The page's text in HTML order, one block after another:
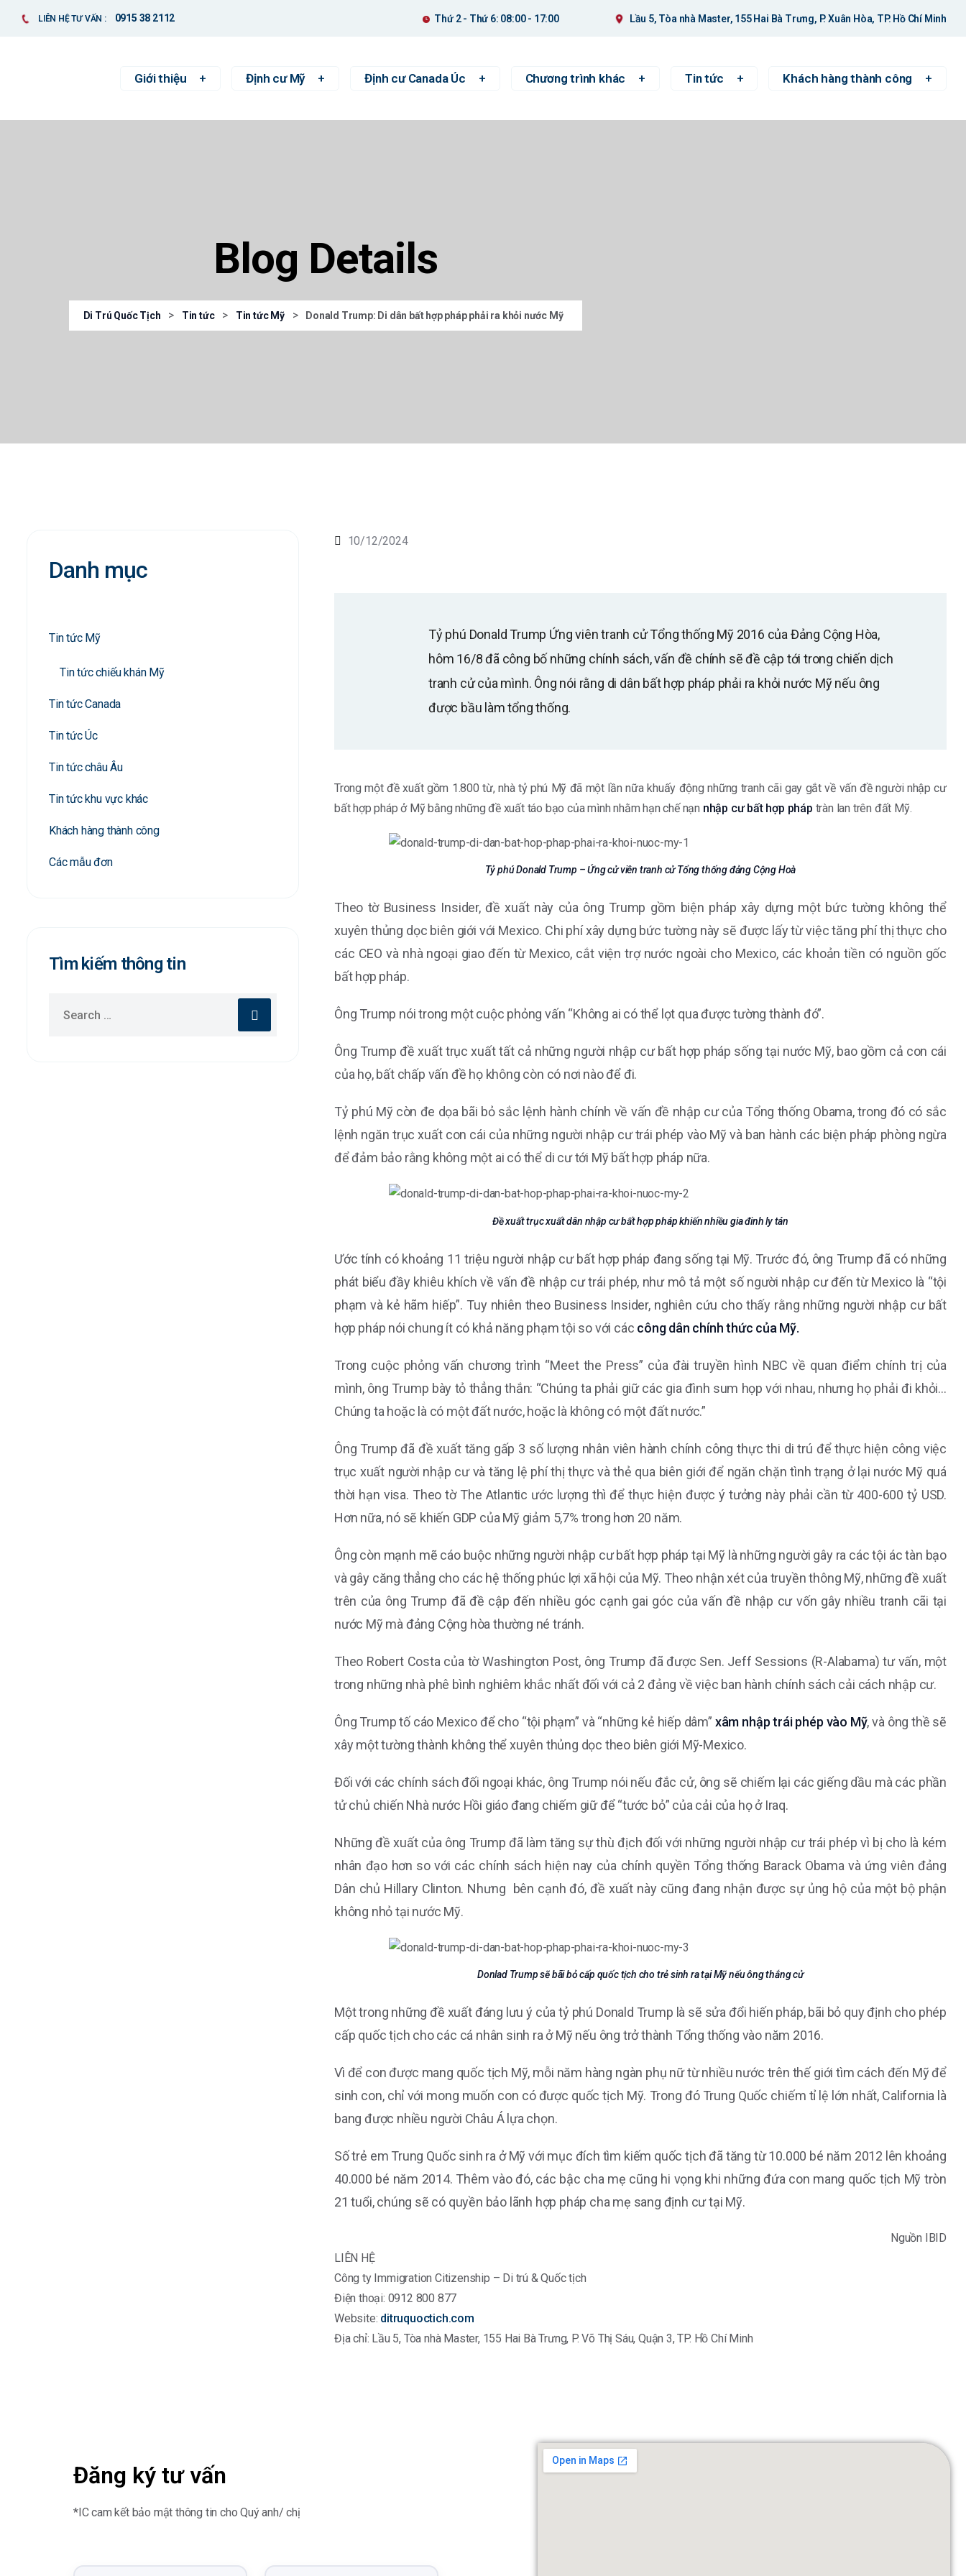
LIÊN HỆ TƯ VẤN : 0915 38 2112 Thứ 2 - Thứ 6: 08:00 - 17:00 Lầu 5, Tòa nhà Master, 155 Hai Bà Trưng, P. Xuân Hòa, TP. Hồ Chí Minh
Giới thiệu Định cư Mỹ Định cư Canada Úc Chương trình khác Tin tức Khách hàng thành công
Blog Details
Di Trú Quốc Tịch > Tin tức > Tin tức Mỹ > Donald Trump: Di dân bất hợp pháp phải ra khỏi nước Mỹ
Danh mục
Tin tức Mỹ
Tin tức chiếu khán Mỹ
Tin tức Canada
Tin tức Úc
Tin tức châu Âu
Tin tức khu vực khác
Khách hàng thành công
Các mẫu đơn
Tìm kiếm thông tin
10/12/2024
Tỷ phú Donald Trump Ứng viên tranh cử Tổng thống Mỹ 2016 của Đảng Cộng Hòa,
hôm 16/8 đã công bố những chính sách, vấn đề chính sẽ đề cập tới trong chiến dịch
tranh cử của mình. Ông nói rằng di dân bất hợp pháp phải ra khỏi nước Mỹ nếu ông
được bầu làm tổng thống.
Trong một đề xuất gồm 1.800 từ, nhà tỷ phú Mỹ đã một lần nữa khuấy động những tranh cãi gay gắt về vấn đề người nhập cư
bất hợp pháp ở Mỹ bằng những đề xuất táo bạo của mình nhằm hạn chế nạn nhập cư bất hợp pháp tràn lan trên đất Mỹ.
Tỷ phú Donald Trump – Ứng cử viên tranh cử Tổng thống đảng Cộng Hoà
Theo tờ Business Insider, đề xuất này của ông Trump gồm biện pháp xây dựng một bức tường không thể
xuyên thủng dọc biên giới với Mexico. Chi phí xây dựng bức tường này sẽ được lấy từ việc tăng phí thị thực cho
các CEO và nhà ngoại giao đến từ Mexico, cắt viện trợ nước ngoài cho Mexico, các khoản tiền có nguồn gốc
bất hợp pháp.
Ông Trump nói trong một cuộc phỏng vấn “Không ai có thể lọt qua được tường thành đó”.
Ông Trump đề xuất trục xuất tất cả những người nhập cư bất hợp pháp sống tại nước Mỹ, bao gồm cả con cái
của họ, bất chấp vấn đề họ không còn có nơi nào để đi.
Tỷ phú Mỹ còn đe dọa bãi bỏ sắc lệnh hành chính về vấn đề nhập cư của Tổng thống Obama, trong đó có sắc
lệnh ngăn trục xuất con cái của những người nhập cư trái phép vào Mỹ và ban hành các biện pháp phòng ngừa
để đảm bảo rằng không một ai có thể di cư tới Mỹ bất hợp pháp nữa.
Đề xuất trục xuất dân nhập cư bất hợp pháp khiến nhiều gia đinh ly tán
Ước tính có khoảng 11 triệu người nhập cư bất hợp pháp đang sống tại Mỹ. Trước đó, ông Trump đã có những
phát biểu đầy khiêu khích về vấn đề nhập cư trái phép, như mô tả một số người nhập cư đến từ Mexico là “tội
phạm và kẻ hãm hiếp”. Tuy nhiên theo Business Insider, nghiên cứu cho thấy rằng những người nhập cư bất
hợp pháp nói chung ít có khả năng phạm tội so với các công dân chính thức của Mỹ.
Trong cuộc phỏng vấn chương trình “Meet the Press” của đài truyền hình NBC về quan điểm chính trị của
mình, ông Trump bày tỏ thẳng thắn: “Chúng ta phải giữ các gia đình sum họp với nhau, nhưng họ phải đi khỏi…
Chúng ta hoặc là có một đất nước, hoặc là không có một đất nước.”
Ông Trump đã đề xuất tăng gấp 3 số lượng nhân viên hành chính công thực thi di trú để thực hiện công việc
trục xuất người nhập cư và tăng lệ phí thị thực và thẻ qua biên giới để ngăn chặn tình trạng ở lại nước Mỹ quá
thời hạn visa. Theo tờ The Atlantic ước lượng thì để thực hiện được ý tưởng này phải cần từ 400-600 tỷ USD.
Hơn nữa, nó sẽ khiến GDP của Mỹ giảm 5,7% trong hơn 20 năm.
Ông còn mạnh mẽ cáo buộc những người nhập cư bất hợp pháp tại Mỹ là những người gây ra các tội ác tàn bạo
và gây căng thẳng cho các hệ thống phúc lợi xã hội của Mỹ. Theo nhận xét của truyền thông Mỹ, những đề xuất
trên của ông Trump đã đề cập đến nhiều góc cạnh gai góc của vấn đề nhập cư vốn gây nhiều tranh cãi tại
nước Mỹ mà đảng Cộng hòa thường né tránh.
Theo Robert Costa của tờ Washington Post, ông Trump đã được Sen. Jeff Sessions (R-Alabama) tư vấn, một
trong những nhà phê bình nghiêm khắc nhất đối với cả 2 đảng về việc ban hành chính sách cải cách nhập cư.
Ông Trump tố cáo Mexico để cho “tội phạm” và “những kẻ hiếp dâm” xâm nhập trái phép vào Mỹ, và ông thề sẽ
xây một tường thành không thể xuyên thủng dọc theo biên giới Mỹ-Mexico.
Đối với các chính sách đối ngoại khác, ông Trump nói nếu đắc cử, ông sẽ chiếm lại các giếng dầu mà các phần
tử chủ chiến Nhà nước Hồi giáo đang chiếm giữ để “tước bỏ” của cải của họ ở Iraq.
Những đề xuất của ông Trump đã làm tăng sự thù địch đối với những người nhập cư trái phép vì bị cho là kém
nhân đạo hơn so với các chính sách hiện nay của chính quyền Tổng thống Barack Obama và ứng viên đảng
Dân chủ Hillary Clinton. Nhưng bên cạnh đó, đề xuất này cũng đang nhận được sự ủng hộ của một bộ phận
không nhỏ tại nước Mỹ.
Donlad Trump sẽ bãi bỏ cấp quốc tịch cho trẻ sinh ra tại Mỹ nếu ông thắng cử
Một trong những đề xuất đáng lưu ý của tỷ phú Donald Trump là sẽ sửa đổi hiến pháp, bãi bỏ quy định cho phép
cấp quốc tịch cho các cá nhân sinh ra ở Mỹ nếu ông trở thành Tổng thống vào năm 2016.
Vì để con được mang quốc tịch Mỹ, mỗi năm hàng ngàn phụ nữ từ nhiều nước trên thế giới tìm cách đến Mỹ để
sinh con, chỉ với mong muốn con có được quốc tịch Mỹ. Trong đó Trung Quốc chiếm tỉ lệ lớn nhất, California là
bang được nhiều người Châu Á lựa chọn.
Số trẻ em Trung Quốc sinh ra ở Mỹ với mục đích tìm kiếm quốc tịch đã tăng từ 10.000 bé năm 2012 lên khoảng
40.000 bé năm 2014. Thêm vào đó, các bậc cha mẹ cũng hi vọng khi những đứa con mang quốc tịch Mỹ tròn
21 tuổi, chúng sẽ có quyền bảo lãnh hợp pháp cha mẹ sang định cư tại Mỹ.
Nguồn IBID
LIÊN HỆ
Công ty Immigration Citizenship – Di trú & Quốc tịch
Điện thoại: 0912 800 877
Website: ditruquoctich.com
Địa chỉ: Lầu 5, Tòa nhà Master, 155 Hai Bà Trưng, P. Võ Thị Sáu, Quận 3, TP. Hồ Chí Minh
Đăng ký tư vấn
*IC cam kết bảo mật thông tin cho Quý anh/ chị